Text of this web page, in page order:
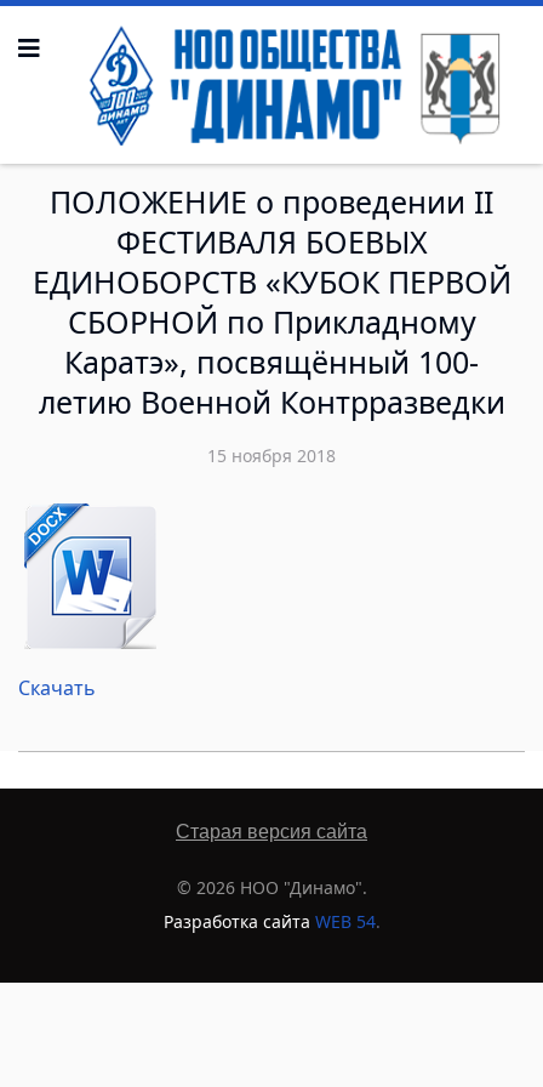
ПОЛОЖЕНИЕ о проведении II
ФЕСТИВАЛЯ БОЕВЫХ
ЕДИНОБОРСТВ «КУБОК ПЕРВОЙ
СБОРНОЙ по Прикладному
Каратэ», посвящённый 100-
летию Военной Контрразведки
15 ноября 2018
Скачать
Старая версия сайта
© 2026 НОО "Динамо".
Разработка сайта WEB 54.